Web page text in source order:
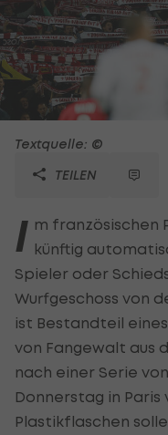
Textquelle: ©
TEILEN
I m französischen
künftig
Spieler oder
Wurfgeschoss von
ist Bestandteil
von Fangewalt aus
nach einer Serie
Donnerstag in
Plastikflaschen